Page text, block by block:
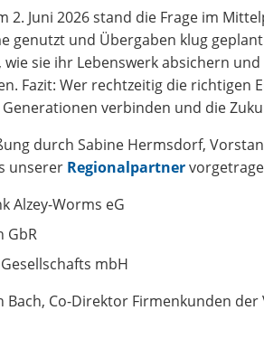
2. Juni 2026 stand die Frage im
genutzt und Übergaben klug
sie ihr Lebenswerk absichern
Fazit: Wer rechtzeitig die richtigen
verbinden und die
durch Sabine Hermsdorf,
unserer Regionalpartner
Alzey-Worms eG
GbR
mbH
Co-Direktor Firmenkunden der